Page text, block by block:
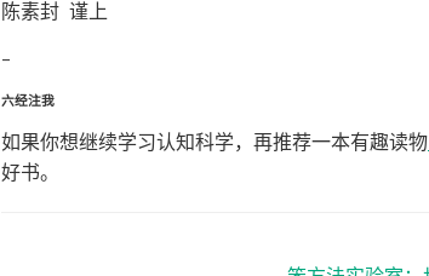
陈素封 谨上
–
六经注我
如果你想继续学习认知科学，再推荐一本有趣读物
好书。